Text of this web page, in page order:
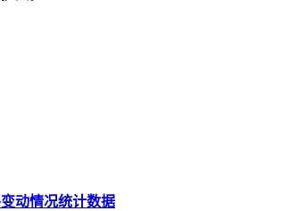
动情况统计数据